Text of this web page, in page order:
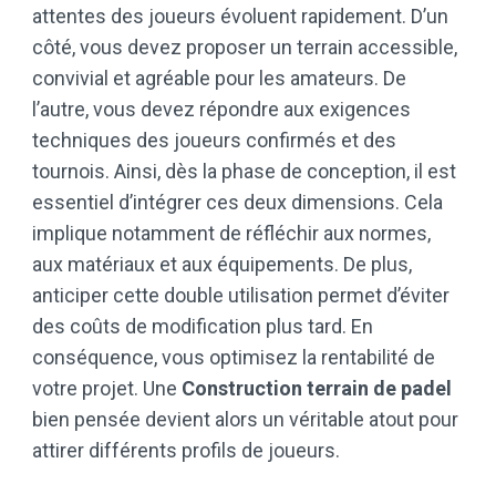
attentes des joueurs évoluent rapidement. D’un
côté, vous devez proposer un terrain accessible,
convivial et agréable pour les amateurs. De
l’autre, vous devez répondre aux exigences
techniques des joueurs confirmés et des
tournois. Ainsi, dès la phase de conception, il est
essentiel d’intégrer ces deux dimensions. Cela
implique notamment de réfléchir aux normes,
aux matériaux et aux équipements. De plus,
anticiper cette double utilisation permet d’éviter
des coûts de modification plus tard. En
conséquence, vous optimisez la rentabilité de
votre projet. Une Construction terrain de padel
bien pensée devient alors un véritable atout pour
attirer différents profils de joueurs.